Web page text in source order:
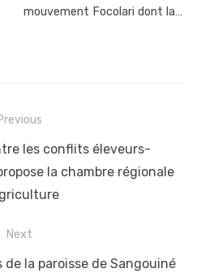
mouvement Focolari dont la…
les conflits éleveurs-
la chambre régionale
Next
la paroisse de Sangouiné